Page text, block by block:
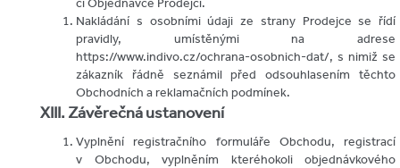
Nakládání s osobními údaji ze strany Prodejce se řídí
pravidly, umístěnými na adrese
https://www.indivo.cz/ochrana-osobnich-dat/, s nimiž se
zákazník řádně seznámil před odsouhlasením těchto
Obchodních a reklamačních podmínek.
XIII. Závěrečná ustanovení
Vyplnění registračního formuláře Obchodu, registrací
v Obchodu, vyplněním kteréhokoli objednávkového